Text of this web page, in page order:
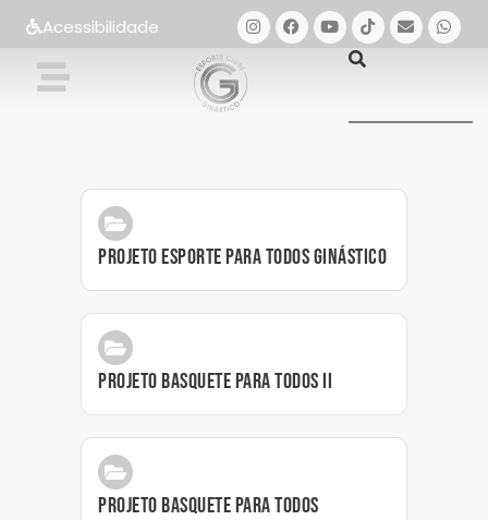
Acessibilidade
Projeto Esporte Para Todos Ginástico
Projeto Basquete Para Todos II
Projeto Basquete para Todos